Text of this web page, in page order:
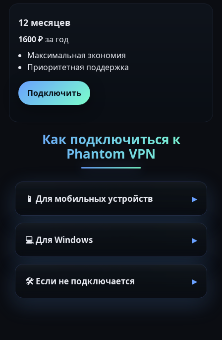
12 месяцев
1600 ₽за год
Максимальная экономия
Приоритетная поддержка
Подключить
Как подключиться к
Phantom VPN
📱 Для мобильных устройств
💻 Для Windows
🛠 Если не подключается